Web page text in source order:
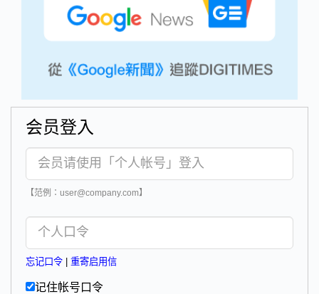
会员登入
【范例：user@company.com】
忘记口令 重寄启用信
记住帐号口令